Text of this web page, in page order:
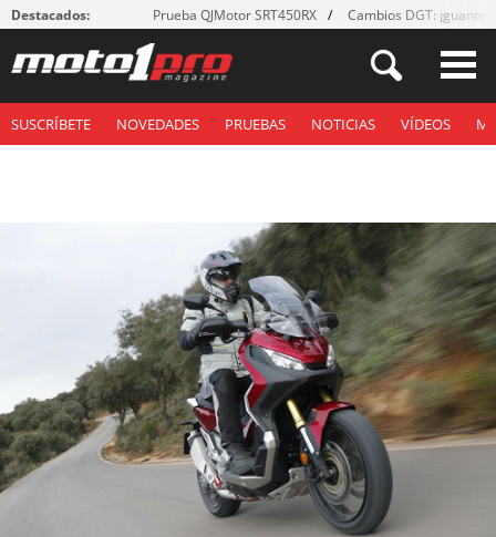
Destacados: Prueba QJMotor SRT450RX Cambios DGT: ¡guantes!
SUSCRÍBETE NOVEDADES PRUEBAS NOTICIAS VÍDEOS